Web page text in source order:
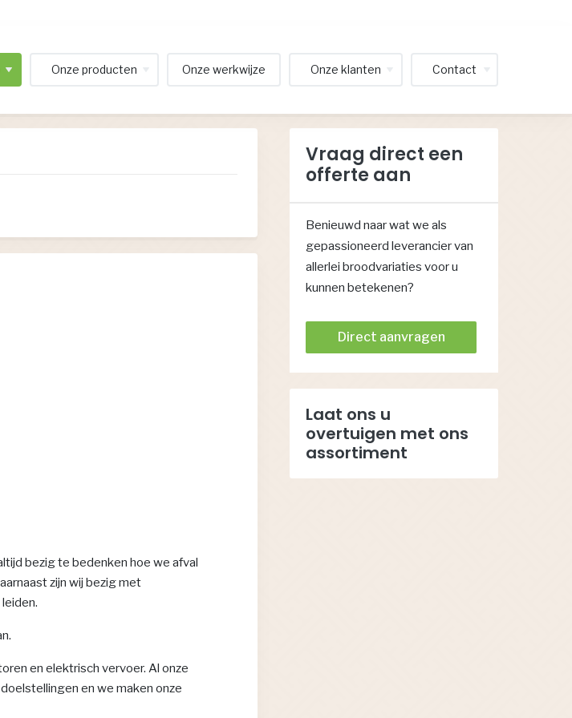
Onze producten Onze werkwijze Onze klanten Contact
bezig te bedenken hoe we afval
zijn wij bezig met
en elektrisch vervoer. Al onze
en we maken onze
Vraag direct een
offerte aan
Benieuwd naar wat we als
gepassioneerd leverancier van
allerlei broodvariaties voor u
kunnen betekenen?
Direct aanvragen
Laat ons u
overtuigen met ons
assortiment